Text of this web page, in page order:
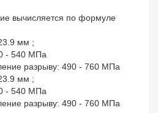
вычисляется по формуле
мм ;
- 540 МПа
разрыву: 490 - 760 МПа
мм ;
- 540 МПа
разрыву: 490 - 760 МПа